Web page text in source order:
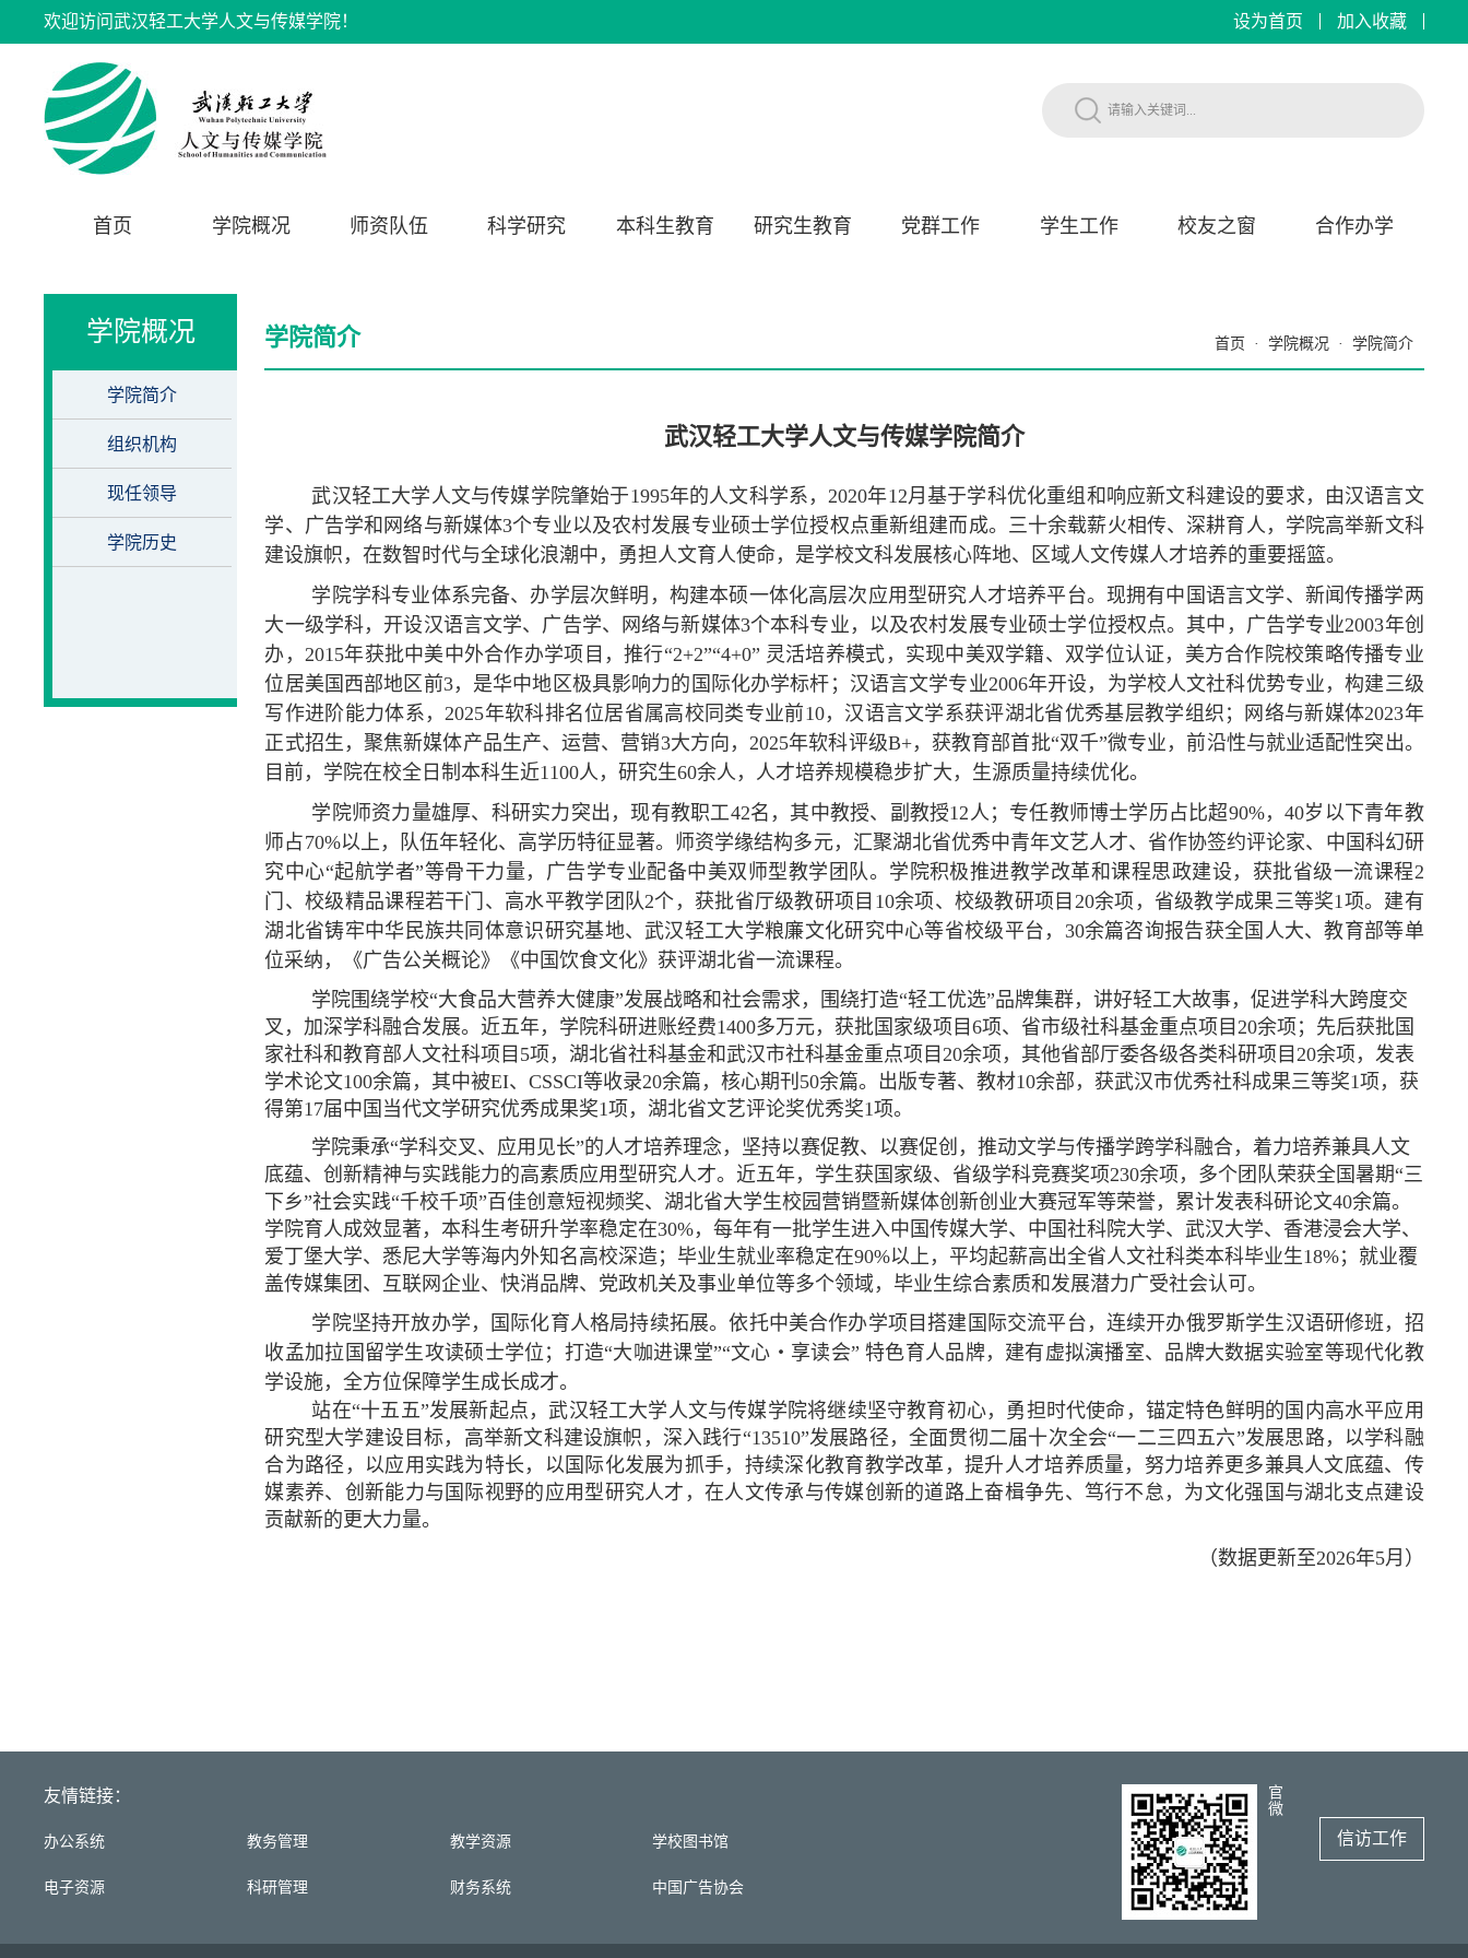
欢迎访问武汉轻工大学人文与传媒学院！ 设为首页 加入收藏
首页 学院概况 师资队伍 科学研究 本科生教育 研究生教育 党群工作 学生工作 校友之窗 合作办学
学院概况
学院简介
组织机构
现任领导
学院历史
学院简介 首页 · 学院概况 · 学院简介
武汉轻工大学人文与传媒学院简介
武汉轻工大学人文与传媒学院肇始于1995年的人文科学系，2020年12月基于学科优化重组和响应新文科建设的要求，由汉语言文
学、广告学和网络与新媒体3个专业以及农村发展专业硕士学位授权点重新组建而成。三十余载薪火相传、深耕育人，学院高举新文科
建设旗帜，在数智时代与全球化浪潮中，勇担人文育人使命，是学校文科发展核心阵地、区域人文传媒人才培养的重要摇篮。
学院学科专业体系完备、办学层次鲜明，构建本硕一体化高层次应用型研究人才培养平台。现拥有中国语言文学、新闻传播学两
大一级学科，开设汉语言文学、广告学、网络与新媒体3个本科专业，以及农村发展专业硕士学位授权点。其中，广告学专业2003年创
办，2015年获批中美中外合作办学项目，推行“2+2”“4+0” 灵活培养模式，实现中美双学籍、双学位认证，美方合作院校策略传播专业
位居美国西部地区前3，是华中地区极具影响力的国际化办学标杆；汉语言文学专业2006年开设，为学校人文社科优势专业，构建三级
写作进阶能力体系，2025年软科排名位居省属高校同类专业前10，汉语言文学系获评湖北省优秀基层教学组织；网络与新媒体2023年
正式招生，聚焦新媒体产品生产、运营、营销3大方向，2025年软科评级B+，获教育部首批“双千”微专业，前沿性与就业适配性突出。
目前，学院在校全日制本科生近1100人，研究生60余人，人才培养规模稳步扩大，生源质量持续优化。
学院师资力量雄厚、科研实力突出，现有教职工42名，其中教授、副教授12人；专任教师博士学历占比超90%，40岁以下青年教
师占70%以上，队伍年轻化、高学历特征显著。师资学缘结构多元，汇聚湖北省优秀中青年文艺人才、省作协签约评论家、中国科幻研
究中心“起航学者”等骨干力量，广告学专业配备中美双师型教学团队。学院积极推进教学改革和课程思政建设，获批省级一流课程2
门、校级精品课程若干门、高水平教学团队2个，获批省厅级教研项目10余项、校级教研项目20余项，省级教学成果三等奖1项。建有
湖北省铸牢中华民族共同体意识研究基地、武汉轻工大学粮廉文化研究中心等省校级平台，30余篇咨询报告获全国人大、教育部等单
位采纳，《广告公关概论》《中国饮食文化》获评湖北省一流课程。
学院围绕学校“大食品大营养大健康”发展战略和社会需求，围绕打造“轻工优选”品牌集群，讲好轻工大故事，促进学科大跨度交
叉，加深学科融合发展。近五年，学院科研进账经费1400多万元，获批国家级项目6项、省市级社科基金重点项目20余项；先后获批国
家社科和教育部人文社科项目5项，湖北省社科基金和武汉市社科基金重点项目20余项，其他省部厅委各级各类科研项目20余项，发表
学术论文100余篇，其中被EI、CSSCI等收录20余篇，核心期刊50余篇。出版专著、教材10余部，获武汉市优秀社科成果三等奖1项，获
得第17届中国当代文学研究优秀成果奖1项，湖北省文艺评论奖优秀奖1项。
学院秉承“学科交叉、应用见长”的人才培养理念，坚持以赛促教、以赛促创，推动文学与传播学跨学科融合，着力培养兼具人文
底蕴、创新精神与实践能力的高素质应用型研究人才。近五年，学生获国家级、省级学科竞赛奖项230余项，多个团队荣获全国暑期“三
下乡”社会实践“千校千项”百佳创意短视频奖、湖北省大学生校园营销暨新媒体创新创业大赛冠军等荣誉，累计发表科研论文40余篇。
学院育人成效显著，本科生考研升学率稳定在30%，每年有一批学生进入中国传媒大学、中国社科院大学、武汉大学、香港浸会大学、
爱丁堡大学、悉尼大学等海内外知名高校深造；毕业生就业率稳定在90%以上，平均起薪高出全省人文社科类本科毕业生18%；就业覆
盖传媒集团、互联网企业、快消品牌、党政机关及事业单位等多个领域，毕业生综合素质和发展潜力广受社会认可。
学院坚持开放办学，国际化育人格局持续拓展。依托中美合作办学项目搭建国际交流平台，连续开办俄罗斯学生汉语研修班，招
收孟加拉国留学生攻读硕士学位；打造“大咖进课堂”“文心・享读会” 特色育人品牌，建有虚拟演播室、品牌大数据实验室等现代化教
学设施，全方位保障学生成长成才。
站在“十五五”发展新起点，武汉轻工大学人文与传媒学院将继续坚守教育初心，勇担时代使命，锚定特色鲜明的国内高水平应用
研究型大学建设目标，高举新文科建设旗帜，深入践行“13510”发展路径，全面贯彻二届十次全会“一二三四五六”发展思路，以学科融
合为路径，以应用实践为特长，以国际化发展为抓手，持续深化教育教学改革，提升人才培养质量，努力培养更多兼具人文底蕴、传
媒素养、创新能力与国际视野的应用型研究人才，在人文传承与传媒创新的道路上奋楫争先、笃行不怠，为文化强国与湖北支点建设
贡献新的更大力量。
（数据更新至2026年5月）
友情链接：
办公系统 教务管理 教学资源 学校图书馆
电子资源 科研管理 财务系统 中国广告协会
信访工作
官
微